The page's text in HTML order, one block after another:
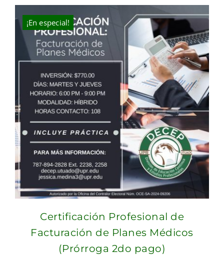
¡En especial!
Certificación Profesional de
Facturación de Planes Médicos
(Prórroga 2do pago)